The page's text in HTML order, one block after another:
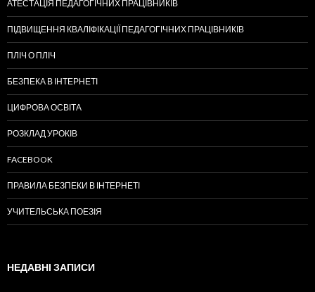
АТЕСТАЦІЯ ПЕДАГОГІЧНИХ ПРАЦІВНИКІВ
ПІДВИЩЕННЯ КВАЛІФІКАЦІЇ ПЕДАГОГІЧНИХ ПРАЦІВНИКІВ
ПЛІЧ О ПЛІЧ
БЕЗПЕКА В ІНТЕРНЕТІ
ЦИФРОВА ОСВІТА
РОЗКЛАД УРОКІВ
FACEBOOK
ПРАВИЛА БЕЗПЕКИ В ІНТЕРНЕТІ
УЧИТЕЛЬСЬКА ПОЕЗІЯ
НЕДАВНІ ЗАПИСИ